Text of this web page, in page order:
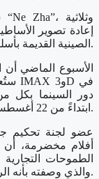
الصينية القديمة بأسلوب سردي وفن بصري معاصر.
دور السينما بكل من
ابتداءً من 22 أغسطس.
أفلام مخضرمة، أن
الطموحات
والذي وصفته بأنه الركيزة الحقيقية لنجاحها.